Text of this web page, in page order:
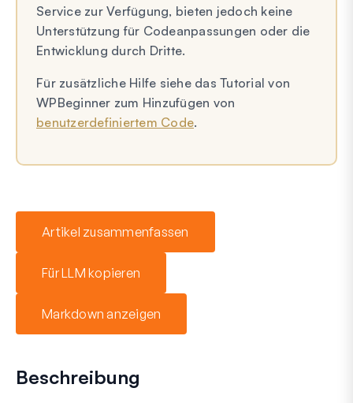
Service zur Verfügung, bieten jedoch keine
Unterstützung für Codeanpassungen oder die
Entwicklung durch Dritte.
Für zusätzliche Hilfe siehe das Tutorial von
WPBeginner zum Hinzufügen von
benutzerdefiniertem Code.
Artikel zusammenfassen
Für LLM kopieren
Markdown anzeigen
Beschreibung